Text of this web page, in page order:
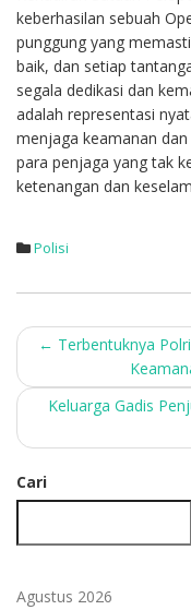
keberhasilan sebuah
punggung yang
baik, dan setiap
segala dedikasi dan
adalah representasi
menjaga keamanan
para penjaga yang tak
ketenangan dan
Polisi
Post
← Terbentuknya
Keluarga Gadis
Cari
Agustus 2026